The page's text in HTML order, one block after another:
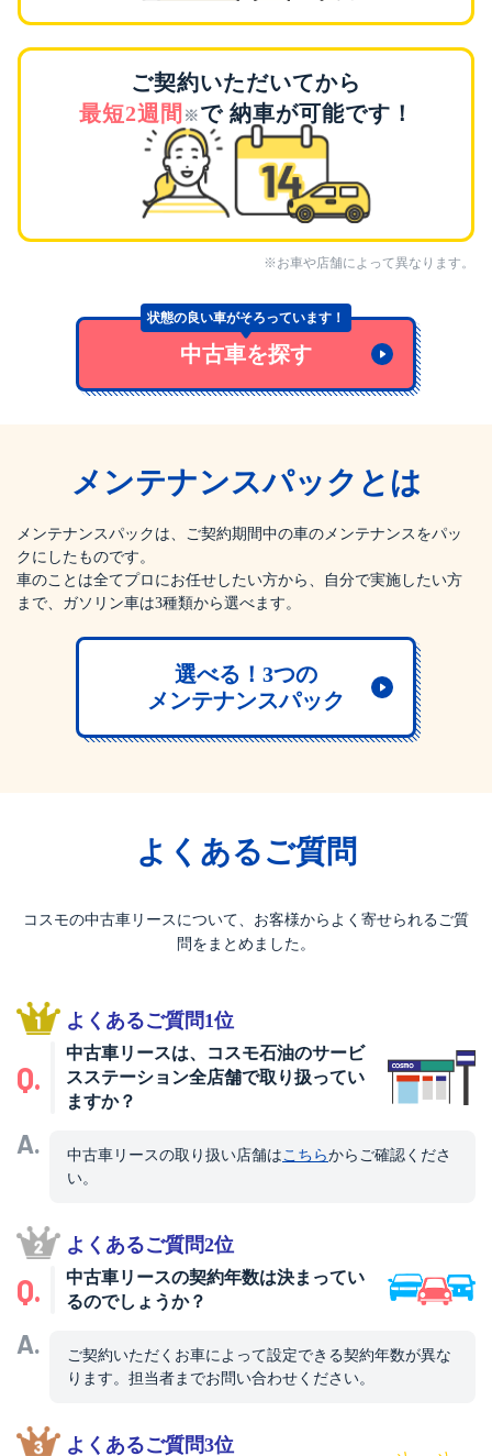
ご契約いただいてから
最短2週間 ※ で納車が可能です！
※お車や店舗によって異なります。
状態の良い車がそろっています！
中古車を探す
メンテナンスパックとは
メンテナンスパックは、ご契約期間中の車のメンテナンスをパッ
クにしたものです。
車のことは全てプロにお任せしたい方から、自分で実施したい方
まで、ガソリン車は3種類から選べます。
選べる！3つの
メンテナンスパック
よくあるご質問
コスモの中古車リースについて、お客様からよく寄せられるご質
問をまとめました。
よくあるご質問1位
Q.
中古車リースは、コスモ石油のサービ
スステーション全店舗で取り扱ってい
ますか？
A. 中古車リースの取り扱い店舗は こちらからご確認くださ
い。
よくあるご質問2位
Q.
中古車リースの契約年数は決まってい
るのでしょうか？
A.
ご契約いただくお車によって設定できる契約年数が異な
ります。担当者までお問い合わせください。
よくあるご質問3位